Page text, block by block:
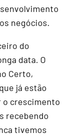
negócios.
do
data. O
Certo,
já estão
o crescimento
recebendo
tivemos